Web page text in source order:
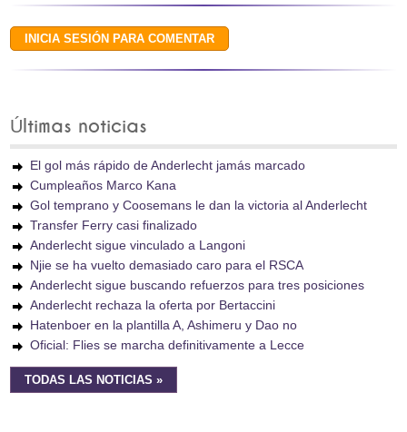
Últimas noticias
El gol más rápido de Anderlecht jamás marcado
Cumpleaños Marco Kana
Gol temprano y Coosemans le dan la victoria al Anderlecht
Transfer Ferry casi finalizado
Anderlecht sigue vinculado a Langoni
Njie se ha vuelto demasiado caro para el RSCA
Anderlecht sigue buscando refuerzos para tres posiciones
Anderlecht rechaza la oferta por Bertaccini
Hatenboer en la plantilla A, Ashimeru y Dao no
Oficial: Flies se marcha definitivamente a Lecce
TODAS LAS NOTICIAS »